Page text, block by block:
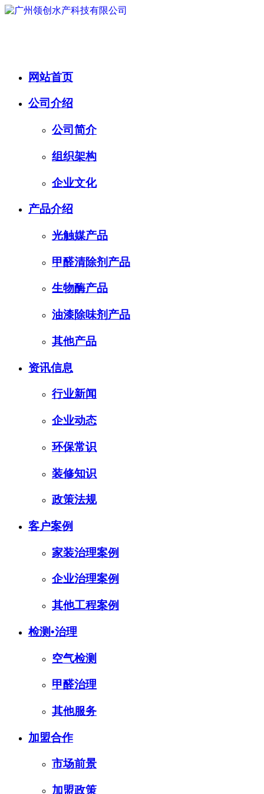
网站首页
公司介绍
公司简介
组织架构
企业文化
产品介绍
光触媒产品
甲醛清除剂产品
生物酶产品
油漆除味剂产品
其他产品
资讯信息
行业新闻
企业动态
环保常识
装修知识
政策法规
客户案例
家装治理案例
企业治理案例
其他工程案例
检测•治理
空气检测
甲醛治理
其他服务
加盟合作
市场前景
加盟政策